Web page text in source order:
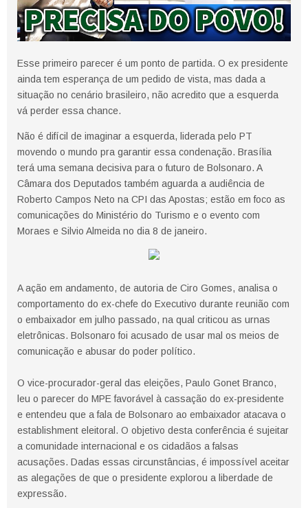
Esse primeiro parecer é um ponto de partida. O ex presidente
ainda tem esperança de um pedido de vista, mas dada a
situação no cenário brasileiro, não acredito que a esquerda
vá perder essa chance.
Não é difícil de imaginar a esquerda, liderada pelo PT
movendo o mundo pra garantir essa condenação. Brasília
terá uma semana decisiva para o futuro de Bolsonaro. A
Câmara dos Deputados também aguarda a audiência de
Roberto Campos Neto na CPI das Apostas; estão em foco as
comunicações do Ministério do Turismo e o evento com
Moraes e Silvio Almeida no dia 8 de janeiro.
A ação em andamento, de autoria de Ciro Gomes, analisa o
comportamento do ex-chefe do Executivo durante reunião com
o embaixador em julho passado, na qual criticou as urnas
eletrônicas. Bolsonaro foi acusado de usar mal os meios de
comunicação e abusar do poder político.
O vice-procurador-geral das eleições, Paulo Gonet Branco,
leu o parecer do MPE favorável à cassação do ex-presidente
e entendeu que a fala de Bolsonaro ao embaixador atacava o
establishment eleitoral. O objetivo desta conferência é sujeitar
a comunidade internacional e os cidadãos a falsas
acusações. Dadas essas circunstâncias, é impossível aceitar
as alegações de que o presidente explorou a liberdade de
expressão.